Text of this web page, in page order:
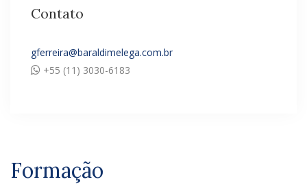
Contato
gferreira@baraldimelega.com.br
+55 (11) 3030-6183
Formação